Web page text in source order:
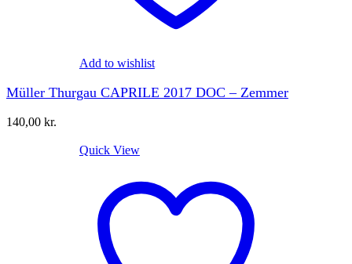
Add to wishlist
Müller Thurgau CAPRILE 2017 DOC – Zemmer
140,00 kr.
Quick View